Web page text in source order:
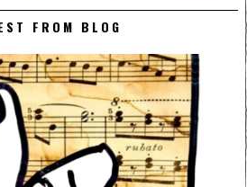
FROM BLOG